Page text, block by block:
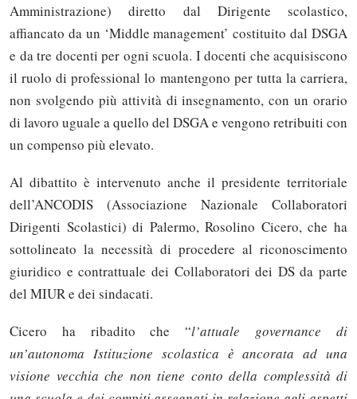
Amministrazione) diretto dal Dirigente scolastico,
affiancato da un ‘Middle management’ costituito dal DSGA
e da tre docenti per ogni scuola. I docenti che acquisiscono
il ruolo di professional lo mantengono per tutta la carriera,
non svolgendo più attività di insegnamento, con un orario
di lavoro uguale a quello del DSGA e vengono retribuiti con
un compenso più elevato.
Al dibattito è intervenuto anche il presidente territoriale
dell’ANCODIS (Associazione Nazionale Collaboratori
Dirigenti Scolastici) di Palermo, Rosolino Cicero, che ha
sottolineato la necessità di procedere al riconoscimento
giuridico e contrattuale dei Collaboratori dei DS da parte
del MIUR e dei sindacati.
Cicero ha ribadito che “l’attuale governance di
un’autonoma Istituzione scolastica è ancorata ad una
visione vecchia che non tiene conto della complessità di